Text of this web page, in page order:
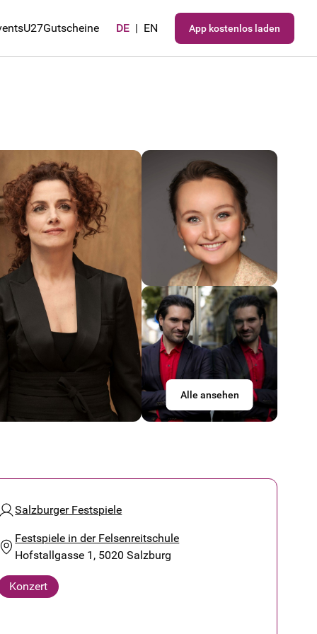
U27Gutscheine DE | EN App kostenlos laden
Alle ansehen
Salzburger Festspiele
Festspiele in der Felsenreitschule
Hofstallgasse 1, 5020 Salzburg
Konzert